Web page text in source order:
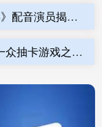
鼎宝融配资APP下载 《巴德尔之门3》配音演员揭秘从舞台到游戏的挑战与乐趣
盈点策略APP下载 除了率土、三谋一众抽卡游戏之外，还有第二种类型的三国slg手机游戏吗？